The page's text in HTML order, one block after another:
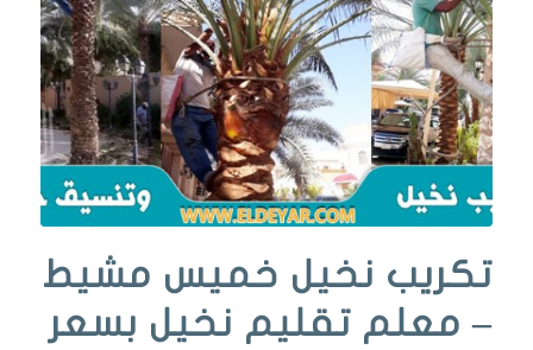
تكريب نخيل خميس مشيط
– معلم تقليم نخيل بسعر